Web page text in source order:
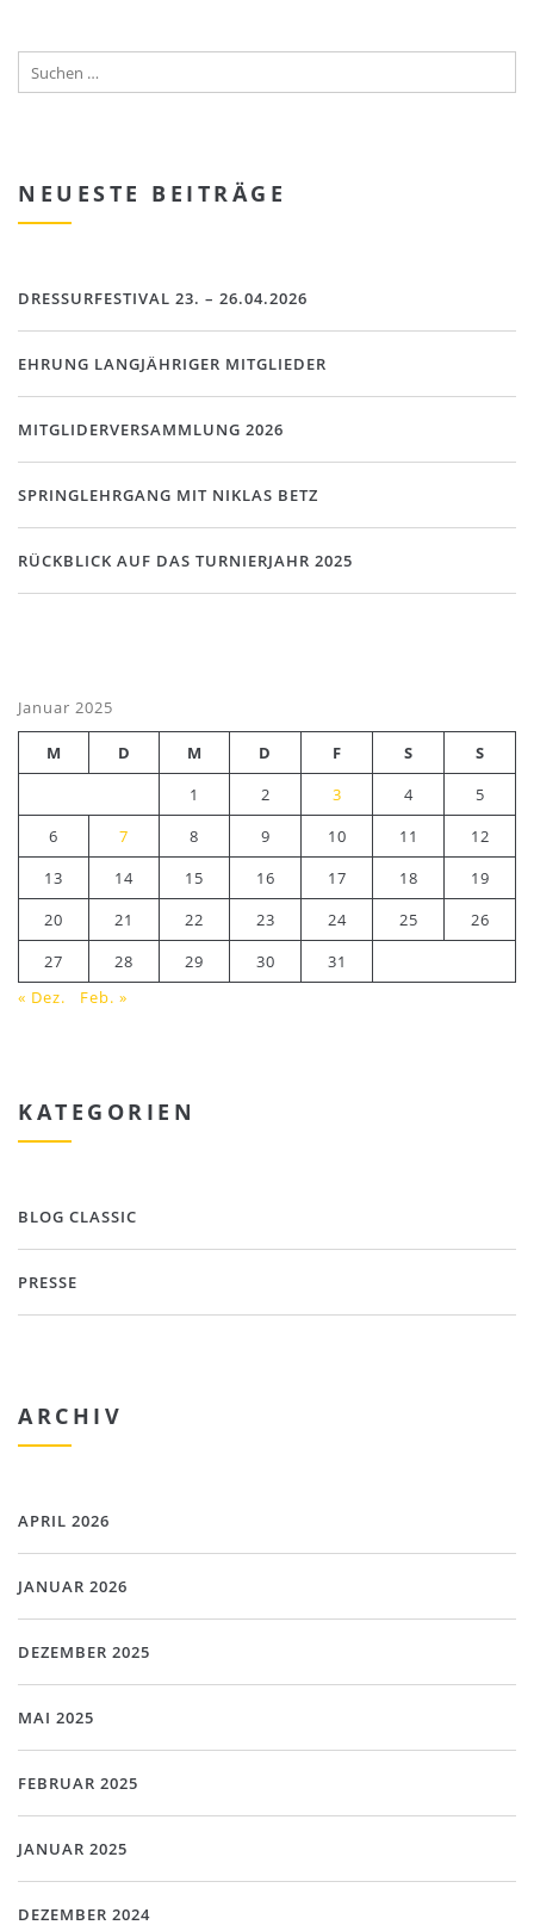
NEUESTE BEITRÄGE
DRESSURFESTIVAL 23. – 26.04.2026
EHRUNG LANGJÄHRIGER MITGLIEDER
MITGLIDERVERSAMMLUNG 2026
SPRINGLEHRGANG MIT NIKLAS BETZ
RÜCKBLICK AUF DAS TURNIERJAHR 2025
Januar 2025
M D M D F S
S
1
2 3 4
5
6
7 8 9 10 11
12
13
14 15 16 17 18
19
20
21 22 23 24 25
26
27
28 29 30
31
« Dez.
Feb. »
KATEGORIEN
BLOG CLASSIC
PRESSE
ARCHIV
APRIL 2026
JANUAR 2026
DEZEMBER 2025
MAI 2025
FEBRUAR 2025
JANUAR 2025
DEZEMBER 2024